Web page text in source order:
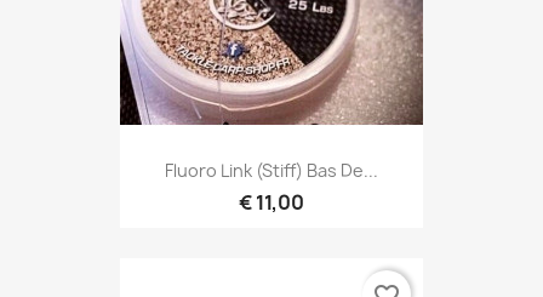
Fluoro Link (stiff) Bas De...
€ 11,00